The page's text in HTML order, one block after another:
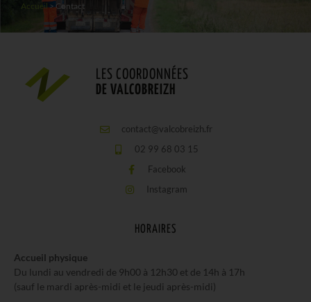
Accueil>Contact
LES COORDONNÉES
DE VALCOBREIZH
contact@valcobreizh.fr
02 99 68 03 15
Facebook
Instagram
HORAIRES
Accueil physique
Du lundi au vendredi de 9h00 à 12h30 et de 14h à 17h
(sauf le mardi après-midi et le jeudi après-midi)